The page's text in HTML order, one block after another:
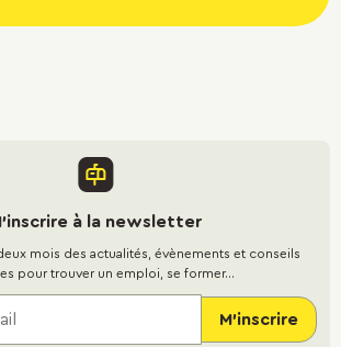
à la newsletter
mois des actualités, évènements et conseils
pour trouver un emploi, se former...